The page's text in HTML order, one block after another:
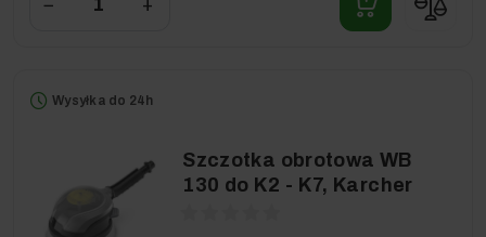
− +
Wysyłka do 24h
Szczotka obrotowa WB
130 do K2 - K7, Karcher